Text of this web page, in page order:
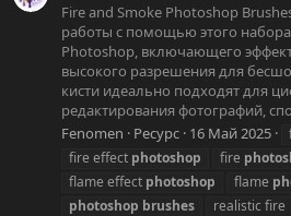
Fire and Smoke Photoshop
работы с помощью этого набора
Photoshop, включающего
высокого разрешения для
кисти идеально подходят для
редактирования фотографий,
Fenomen
Ресурс 16 Май 2025
fire effect photoshop fire
flame effect photoshop flame
photoshop brushes realistic fire